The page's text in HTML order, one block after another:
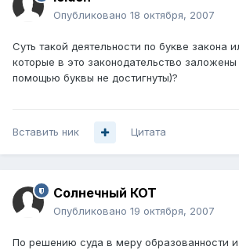
Опубликовано 18 октября, 2007
Суть такой деятельности по букве закона
которые в это законодательство заложены
помощью буквы не достигнуты)?
Вставить ник Цитата
Солнечный КОТ
Опубликовано 19 октября, 2007
По решению суда в меру образованности и